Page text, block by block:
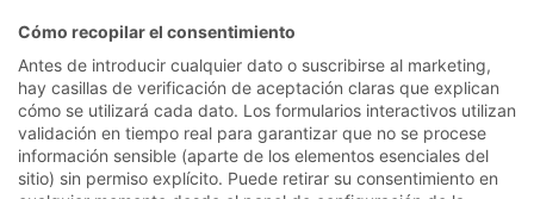
Cómo recopilar el consentimiento
Antes de introducir cualquier dato o suscribirse al marketing,
hay casillas de verificación de aceptación claras que explican
cómo se utilizará cada dato. Los formularios interactivos utilizan
validación en tiempo real para garantizar que no se procese
información sensible (aparte de los elementos esenciales del
sitio) sin permiso explícito. Puede retirar su consentimiento en